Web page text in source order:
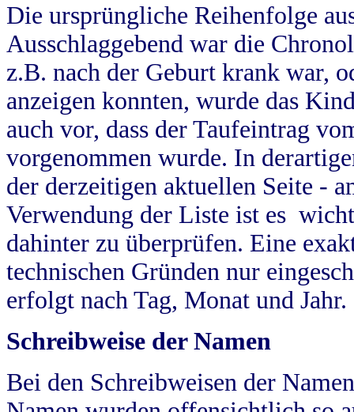
Die ursprüngliche Reihenfolge
Ausschlaggebend war die
z.B. nach der Geburt krank war,
anzeigen konnten, wurde das
auch vor, dass der Taufeintrag
vorgenommen wurde. In
der derzeitigen aktuellen Seite -
Verwendung der Liste ist es
dahinter zu überprüfen. Eine
technischen Gründen nur
erfolgt nach Tag, Monat und Jahr.
Schreibweise der Namen
Bei den Schreibweisen der